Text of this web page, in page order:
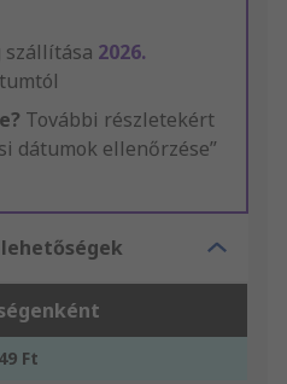
szállítása 2026.
További részletekért
dátumok ellenőrzése”
Ft